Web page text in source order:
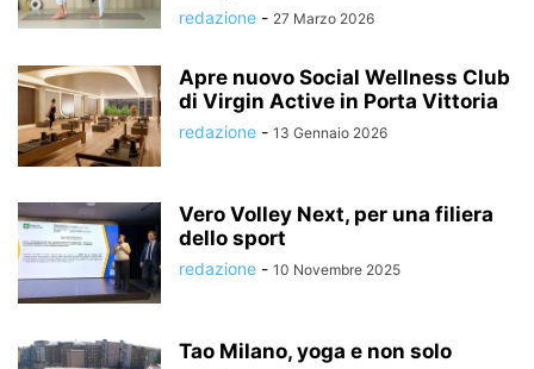
redazione - 27 Marzo 2026
Apre nuovo Social Wellness Club
di Virgin Active in Porta Vittoria
redazione - 13 Gennaio 2026
Vero Volley Next, per una filiera
dello sport
redazione - 10 Novembre 2025
Tao Milano, yoga e non solo